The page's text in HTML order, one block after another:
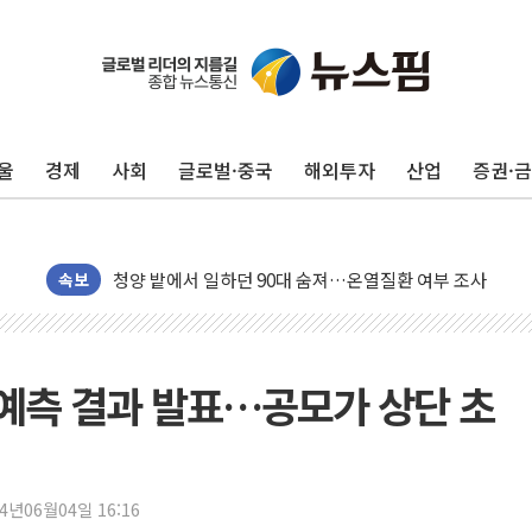
경제 사회 글로벌·중국 해외투자 산업 증권·
속보
동해시, 11~14일 '별똥별 멍' 운영…페르세우스 유성우
청양 밭에서 일하던 90대 숨져…온열질환 여부 조사
폭염에 車 운전면허 기능시험 오전 집중 편성…체감온도
주말 무더위·열대야 지속…내륙 곳곳 소나기
10월 보완수사권 폐지·공소청 출범…피해자들 '범죄 사
측 결과 발표…공모가 상단 초
년06월04일 16:16